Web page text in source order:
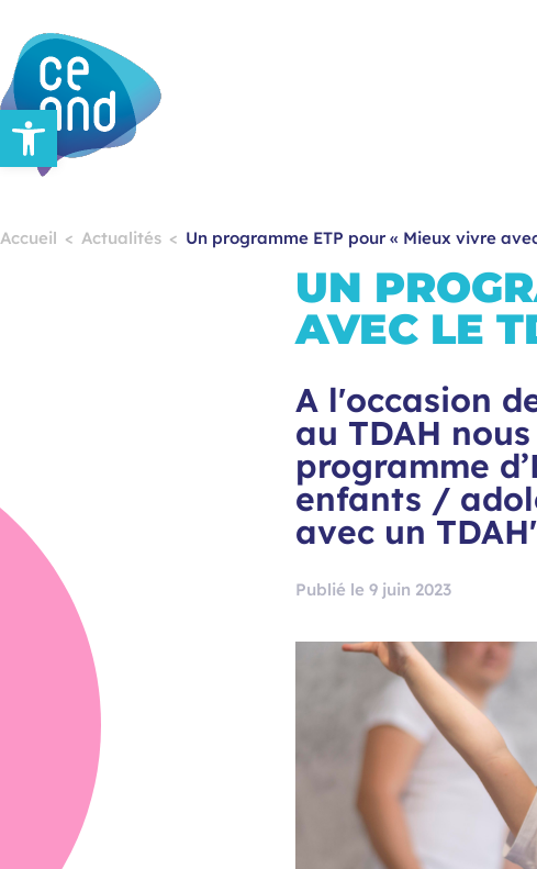
Ouvrir la barre d’outils
Accueil Actualités Un programme ETP pour « Mieux vivre
UN
AVEC LE
A l'occasion
au TDAH
programme
enfants /
avec un
Publié le 9 juin 2023